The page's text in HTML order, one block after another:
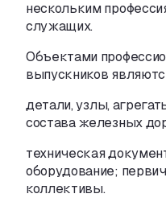
нескольким
служащих.
Объектами
выпускников
детали,узлы,
состава железных
техническая
оборудование;
коллективы.